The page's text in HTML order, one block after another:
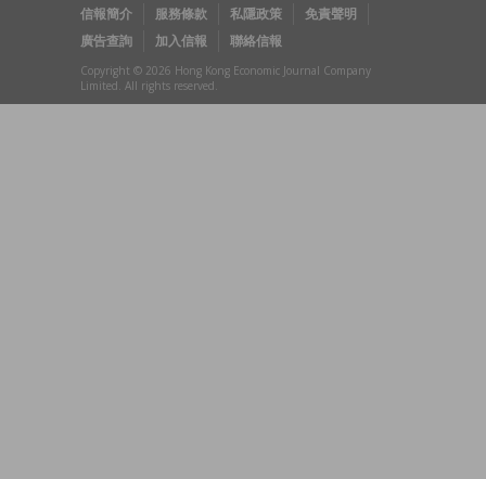
信報簡介 服務條款 私隱政策
免責聲明
廣告查詢
加入信報 聯絡信報
Copyright © 2026 Hong Kong Economic Journal Company
Limited. All rights reserved.